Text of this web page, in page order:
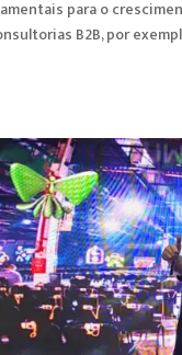
para o
B2B, por